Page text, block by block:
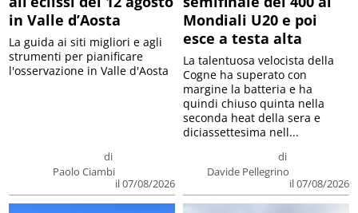
in Valle d’Aosta
di
Paolo Ciambi
il 07/08/2026
La guida ai siti migliori e agli
strumenti per pianificare
l'osservazione in Valle d'Aosta
Mondiali U20 e poi
esce a testa alta
di
Davide Pellegrino
il 07/08/2026
La talentuosa velocista della
Cogne ha superato con
margine la batteria e ha
quindi chiuso quinta nella
seconda heat della sera e
diciassettesima nell...